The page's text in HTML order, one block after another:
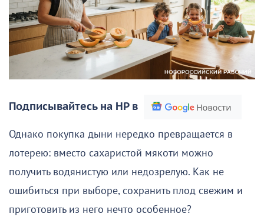
Подписывайтесь на НР в
Однако покупка дыни нередко превращается в
лотерею: вместо сахаристой мякоти можно
получить водянистую или недозрелую. Как не
ошибиться при выборе, сохранить плод свежим и
приготовить из него нечто особенное?